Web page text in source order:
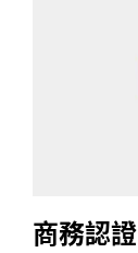
商務認證